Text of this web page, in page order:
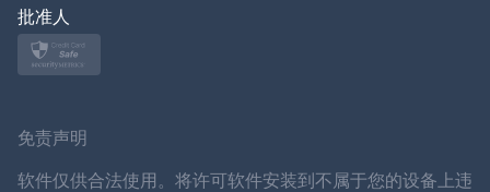
ภาษาไทย
批准人
免责声明
软件仅供合法使用。将许可软件安装到不属于您的设备上违